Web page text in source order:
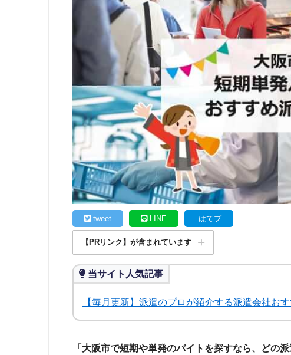
tweet LINE はてブ
【PRリンク】が含まれています
当サイト人気記事
【毎月更新】派遣のプロが紹介する派遣会社お
「大阪市で短期や単発のバイトを探すなら、どの